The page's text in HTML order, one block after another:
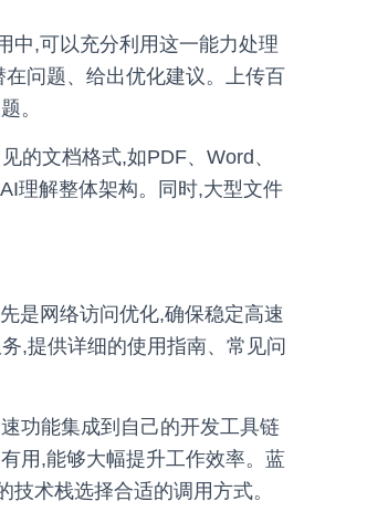
中,可以充分利用这一能力处理
问题、给出优化建议。上传百
。
的文档格式,如PDF、Word、
理解整体架构。同时,大型文件
是网络访问优化,确保稳定高速
,提供详细的使用指南、常见问
功能集成到自己的开发工具链
用,能够大幅提升工作效率。蓝
术栈选择合适的调用方式。